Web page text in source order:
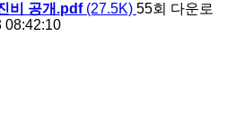
비 공개.pdf(27.5K) 55회 다운로
08:42:10